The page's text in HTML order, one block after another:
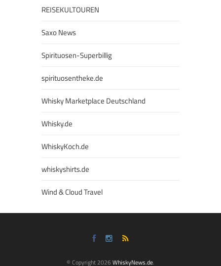
REISEKULTOUREN
Saxo News
Spirituosen-Superbillig
spirituosentheke.de
Whisky Marketplace Deutschland
Whisky.de
WhiskyKoch.de
whiskyshirts.de
Wind & Cloud Travel
© Copyright 2026 WhiskyNews.de.